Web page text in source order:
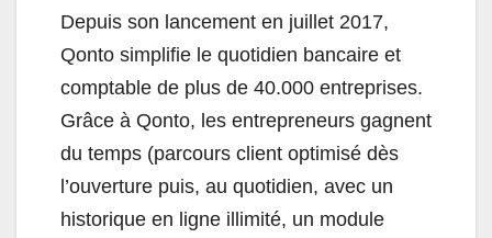
Depuis son lancement en juillet 2017,
Qonto simplifie le quotidien bancaire et
comptable de plus de 40.000 entreprises.
Grâce à Qonto, les entrepreneurs gagnent
du temps (parcours client optimisé dès
l’ouverture puis, au quotidien, avec un
historique en ligne illimité, un module